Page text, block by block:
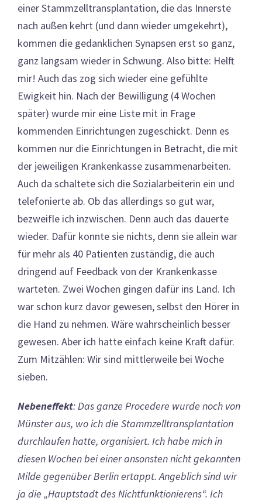
einer Stammzelltransplantation, die das Innerste
nach außen kehrt (und dann wieder umgekehrt),
kommen die gedanklichen Synapsen erst so ganz,
ganz langsam wieder in Schwung. Also bitte: Helft
mir! Auch das zog sich wieder eine gefühlte
Ewigkeit hin. Nach der Bewilligung (4 Wochen
später) wurde mir eine Liste mit in Frage
kommenden Einrichtungen zugeschickt. Denn es
kommen nur die Einrichtungen in Betracht, die mit
der jeweiligen Krankenkasse zusammenarbeiten.
Auch da schaltete sich die Sozialarbeiterin ein und
telefonierte ab. Ob das allerdings so gut war,
bezweifle ich inzwischen. Denn auch das dauerte
wieder. Dafür konnte sie nichts, denn sie allein war
für mehr als 40 Patienten zuständig, die auch
dringend auf Feedback von der Krankenkasse
warteten. Zwei Wochen gingen dafür ins Land. Ich
war schon kurz davor gewesen, selbst den Hörer in
die Hand zu nehmen. Wäre wahrscheinlich besser
gewesen. Aber ich hatte einfach keine Kraft dafür.
Zum Mitzählen: Wir sind mittlerweile bei Woche
sieben.
Nebeneffekt: Das ganze Procedere wurde noch von
Münster aus, wo ich die Stammzelltransplantation
durchlaufen hatte, organisiert. Ich habe mich in
diesen Wochen bei einer ansonsten nicht gekannten
Milde gegenüber Berlin ertappt. Angeblich sind wir
ja die „Hauptstadt des Nichtfunktionierens“. Ich